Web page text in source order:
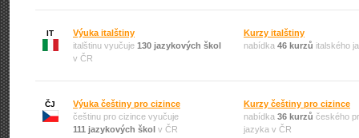
IT
Výuka italštiny
italštinu vyučuje 130 jazykových škol
v ČR
Kurzy italštiny
nabídka 46 kurzů italského
ČJ
Výuka češtiny pro cizince
češtinu pro cizince vyučuje
111 jazykových škol v ČR
Kurzy češtiny pro cizince
nabídka 36 kurzů českého
jazyka v ČR